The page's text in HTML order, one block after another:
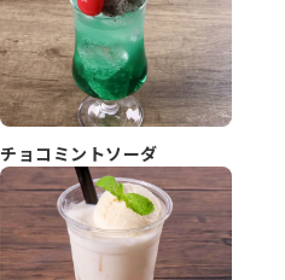
チョコミントソーダ